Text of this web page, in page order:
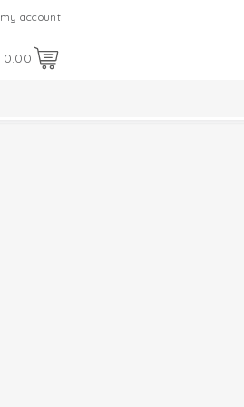
my account
0.00